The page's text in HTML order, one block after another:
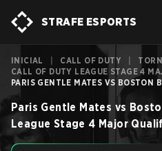
STRAFE ESPORTS
INICIAL CALL OF DUTY
CALL OF DUTY LEAGUE STAGE 4
PARIS GENTLE MATES VS BOSTON
Paris Gentle Mates vs
League Stage 4 Major